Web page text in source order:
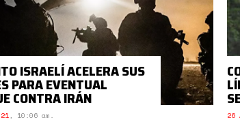
ISRAELÍ ACELERA SUS
PARA EVENTUAL
CONTRA IRÁN
, 10:06 am. 26